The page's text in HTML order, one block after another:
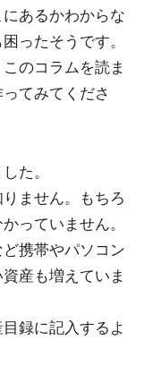
あるかわからな
ったそうです。
のコラムを読ま
てみてくださ
た。
ません。もちろ
っていません。
携帯やパソコン
産も増えていま
録に記入するよ